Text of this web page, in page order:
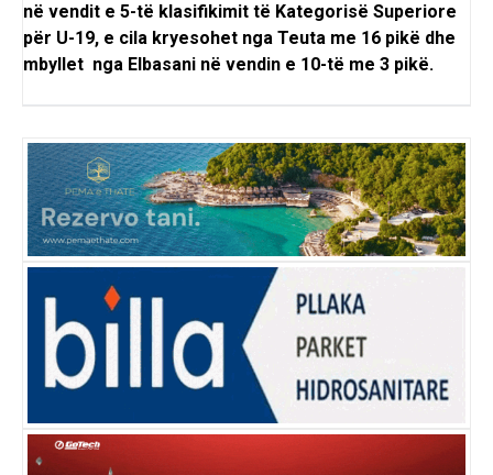
në vendit e 5-të klasifikimit të Kategorisë Superiore
për U-19, e cila kryesohet nga Teuta me 16 pikë dhe
mbyllet nga Elbasani në vendin e 10-të me 3 pikë.